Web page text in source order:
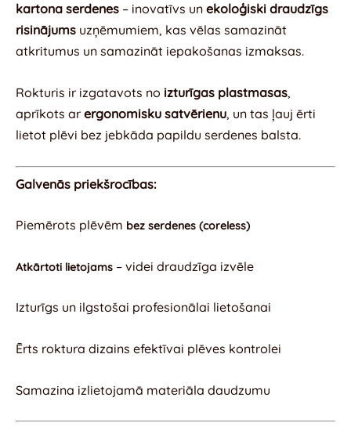
kartona serdenes – inovatīvs un ekoloģiski draudzīgs
risinājums uzņēmumiem, kas vēlas samazināt
atkritumus un samazināt iepakošanas izmaksas.
Rokturis ir izgatavots no izturīgas plastmasas,
aprīkots ar ergonomisku satvērienu, un tas ļauj ērti
lietot plēvi bez jebkāda papildu serdenes balsta.
Galvenās priekšrocības:
Piemērots plēvēm bez serdenes (coreless)
Atkārtoti lietojams – videi draudzīga izvēle
Izturīgs un ilgstošai profesionālai lietošanai
Ērts roktura dizains efektīvai plēves kontrolei
Samazina izlietojamā materiāla daudzumu